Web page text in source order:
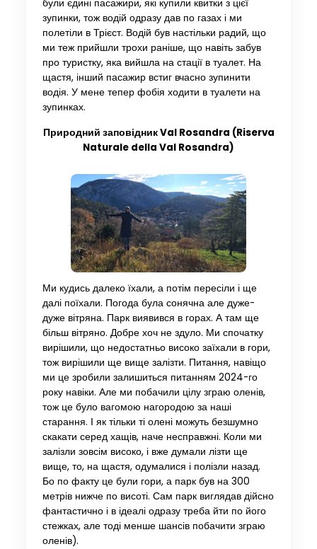
були єдині пасажири, які купили квитки з цієї
зупинки, тож водій одразу дав по газах і ми
полетіли в Трієст. Водій був настільки радий, що
ми теж прийшли трохи раніше, що навіть забув
про туристку, яка вийшла на стації в туалет. На
щастя, інший пасажир встиг вчасно зупинити
водія. У мене тепер фобія ходити в туалети на
зупинках.
Природний заповідник Val Rosandra (Riserva
Naturale della Val Rosandra)
Ми кудись далеко їхали, а потім пересіли і ще
далі поїхали. Погода була сонячна але дуже-
дуже вітряна. Парк виявився в горах. А там ще
більш вітряно. Добре хоч не здуло. Ми спочатку
вирішили, що недостатньо високо заїхали в гори,
тож вирішили ще вище залізти. Питання, навіщо
ми це зробили залишиться питанням 2024-го
року навіки. Але ми побачили цілу зграю оленів,
тож це було вагомою нагородою за наші
старання. І як тільки ті олені можуть безшумно
скакати серед хащів, наче несправжні. Коли ми
залізли зовсім високо, і вже думали лізти ще
вище, то, на щастя, одумалися і полізли назад.
Бо по факту це були гори, а парк був на 300
метрів нижче по висоті. Сам парк виглядав дійсно
фантастично і в ідеалі одразу треба йти по його
стежках, але тоді менше шансів побачити зграю
оленів).